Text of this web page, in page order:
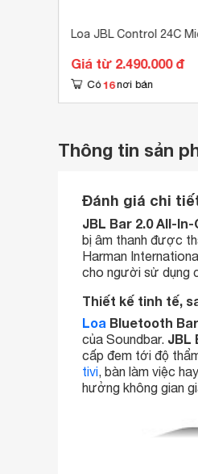
Loa JBL Control 24C
Giá từ 2.490.000 đ
Có 16 nơi bán
Thông tin sản
Đánh giá chi tiết
JBL Bar 2.0 All-In-
bị âm thanh được
Harman
cho người sử dụng
Thiết kế tinh tế,
Loa Bluetooth Bar
của Soundbar. JBL
cấp đem tới độ
tivi, bàn làm việc
hưởng không gian